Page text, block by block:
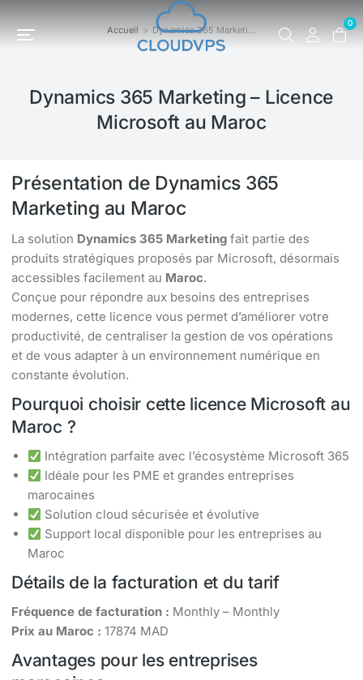
0
Vous êtes ici : Accueil Dynamics 365 Marketi…
Dynamics 365 Marketing – Licence
Microsoft au Maroc
Présentation de Dynamics 365
Marketing au Maroc
La solution Dynamics 365 Marketing fait partie des
produits stratégiques proposés par Microsoft, désormais
accessibles facilement au Maroc.
Conçue pour répondre aux besoins des entreprises
modernes, cette licence vous permet d’améliorer votre
productivité, de centraliser la gestion de vos opérations
et de vous adapter à un environnement numérique en
constante évolution.
Pourquoi choisir cette licence Microsoft au
Maroc ?
Intégration parfaite avec l’écosystème Microsoft 365
Idéale pour les PME et grandes entreprises
marocaines
Solution cloud sécurisée et évolutive
Support local disponible pour les entreprises au
Maroc
Détails de la facturation et du tarif
Fréquence de facturation : Monthly – Monthly
Prix au Maroc : 17874 MAD
Avantages pour les entreprises